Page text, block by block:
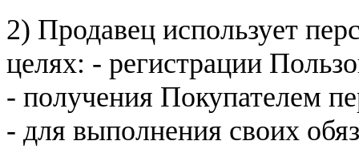
2) Продавец использует
целях: - регистрации
- получения Покупателем
- для выполнения своих